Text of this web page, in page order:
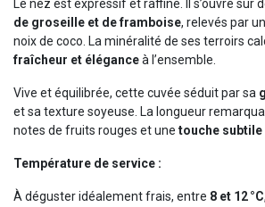
Le nez est expressif et raffiné. Il s’ouvre sur
de groseille et de framboise, relevés par
noix de coco. La minéralité de ses terroirs
fraîcheur et éléganceà l’ensemble.
Vive et équilibrée, cette cuvée séduit par sa
et sa texture soyeuse. La longueur
notes de fruits rouges et une touche subtile
Température de service :
À déguster idéalement frais, entre 8 et 12 °C